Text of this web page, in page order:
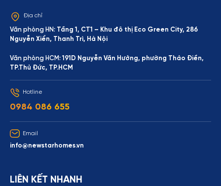
Địa chỉ
Văn phòng HN:
Tầng 1, CT1 – Khu đô thị Eco Green City, 286
Nguyễn Xiển, Thanh Trì, Hà Nội
Văn phòng HCM: 191D Nguyễn Văn Hưởng, phường Thảo Điền,
TP.Thủ Đức, TP.HCM
Hotline
0984 086 655
Email
info@newstarhomes.vn
LIÊN KẾT NHANH